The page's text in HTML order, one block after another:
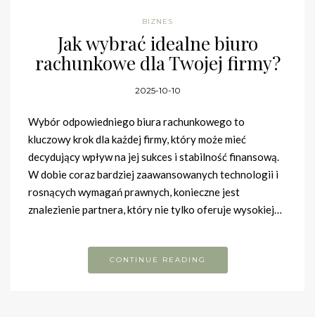
BIZNES
Jak wybrać idealne biuro
rachunkowe dla Twojej firmy?
2025-10-10
Wybór odpowiedniego biura rachunkowego to
kluczowy krok dla każdej firmy, który może mieć
decydujący wpływ na jej sukces i stabilność finansową.
W dobie coraz bardziej zaawansowanych technologii i
rosnących wymagań prawnych, konieczne jest
znalezienie partnera, który nie tylko oferuje wysokiej…
CONTINUE READING